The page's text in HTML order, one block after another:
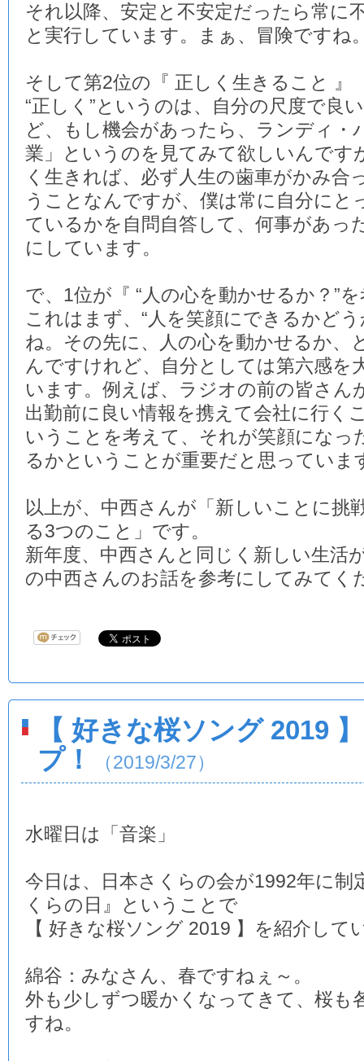
それ以降、安定と不安定だったら常に
と実行しています。まぁ、冒険ですね
そして第2位の『 正しく生きること 』
“正しく”というのは、自分の尺度で良
ど、もし機会があったら、ランディ・
業」というのを見てみて欲しいんです
く生きれば、必ず人生の歯車がかみ合
うことなんですが、僕は常に自分にと
ているかを自問自答して、何事があっ
にしています。
で、1位が『 “人の心を動かせるか？”
これはまず、“人を笑顔にできるかど
ね。その先に、人の心を動かせるか、
んですけれど、自分としては第六感を
います。例えば、ラジオの前の皆さん
出勤前に良い情報を携えて会社に行く
いうことを考えて、それが笑顔になっ
るかということが重要だと思っていま
以上が、中西さんが「新しいことに挑
る3つのこと」です。
新年度、中西さんと同じく新しい生活
の中西さんのお話を参考にしてみてく
【 好きな桜ソング 2019
プ！
（2019/3/27）
水曜日は「音楽」
今日は、日本さくらの会が1992年に制
くらの日』ということで
【 好きな桜ソング 2019 】を紹介して
綿谷：みなさん、春ですねぇ～。
外も少しずつ暖かくなってきて、桜も
すね。